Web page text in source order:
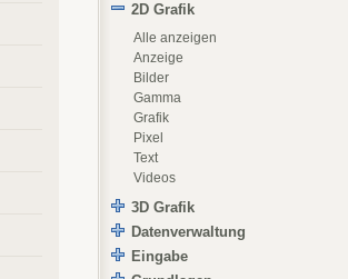
2D Grafik
Alle anzeigen
Anzeige
Bilder
Gamma
Grafik
Pixel
Text
Videos
3D Grafik
Datenverwaltung
Eingabe